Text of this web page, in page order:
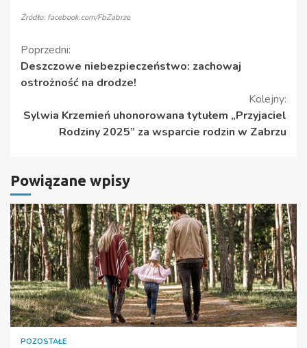
Źródło: facebook.com/FbZabrze
Kontynuuj
czytanie
Poprzedni:
Deszczowe niebezpieczeństwo: zachowaj
ostrożność na drodze!
Kolejny:
Sylwia Krzemień uhonorowana tytułem „Przyjaciel
Rodziny 2025” za wsparcie rodzin w Zabrzu
Powiązane wpisy
POZOSTAŁE